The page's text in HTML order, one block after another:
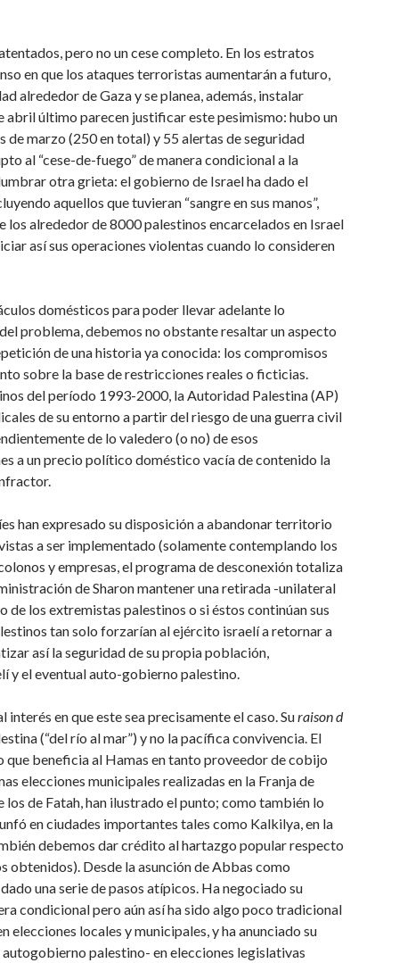
pero no un cese completo. En los estratos
en que los ataques terroristas aumentarán a futuro,
alrededor de Gaza y se planea, además, instalar
abril último parecen justificar este pesimismo: hubo un
marzo (250 en total) y 55 alertas de seguridad
al “cese-de-fuego” de manera condicional a la
otra grieta: el gobierno de Israel ha dado el
aquellos que tuvieran “sangre en sus manos”,
alrededor de 8000 palestinos encarcelados en Israel
así sus operaciones violentas cuando lo consideren
domésticos para poder llevar adelante lo
problema, debemos no obstante resaltar un aspecto
de una historia ya conocida: los compromisos
sobre la base de restricciones reales o ficticias.
del período 1993-2000, la Autoridad Palestina (AP)
de su entorno a partir del riesgo de una guerra civil
de lo valedero (o no) de esos
a un precio político doméstico vacía de contenido la
han expresado su disposición a abandonar territorio
a ser implementado (solamente contemplando los
y empresas, el programa de desconexión totaliza
de Sharon mantener una retirada -unilateral
los extremistas palestinos o si éstos continúan sus
tan solo forzarían al ejército israelí a retornar a
así la seguridad de su propia población,
y el eventual auto-gobierno palestino.
en que este sea precisamente el caso. Suraison d
(“del río al mar”) y no la pacífica convivencia. El
beneficia al Hamas en tanto proveedor de cobijo
elecciones municipales realizadas en la Franja de
de Fatah, han ilustrado el punto; como también lo
en ciudades importantes tales como Kalkilya, en la
debemos dar crédito al hartazgo popular respecto
obtenidos). Desde la asunción de Abbas como
una serie de pasos atípicos. Ha negociado su
condicional pero aún así ha sido algo poco tradicional
locales y municipales, y ha anunciado su
palestino- en elecciones legislativas